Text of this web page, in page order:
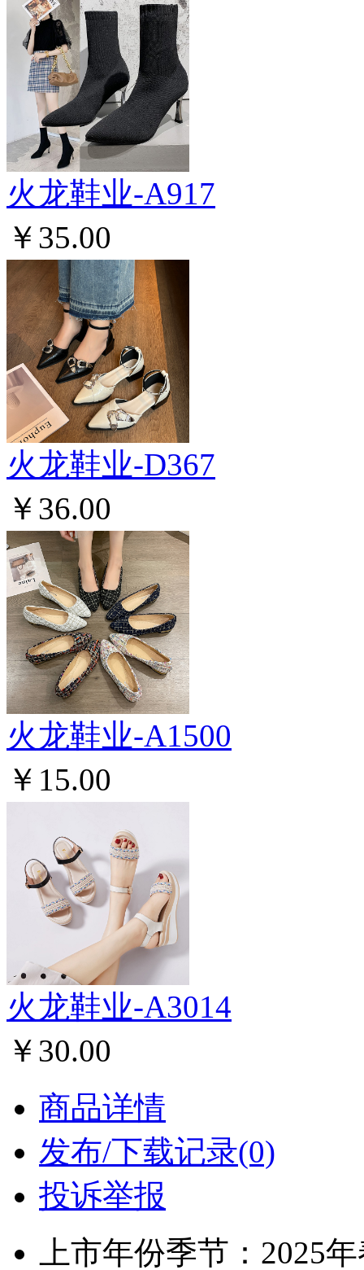
火龙鞋业-A917
￥35.00
火龙鞋业-D367
￥36.00
火龙鞋业-A1500
￥15.00
火龙鞋业-A3014
￥30.00
商品详情
发布/下载记录(0)
投诉举报
上市年份季节：2025